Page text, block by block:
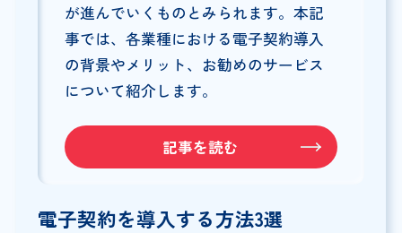
記事を読む
が進んでいくものとみられます。本記
事では、各業種における電子契約導入
の背景やメリット、お勧めのサービス
について紹介します。
電子契約を導入する方法3選